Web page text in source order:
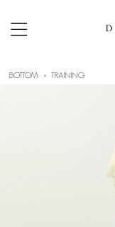
BOTTOM TRAINING